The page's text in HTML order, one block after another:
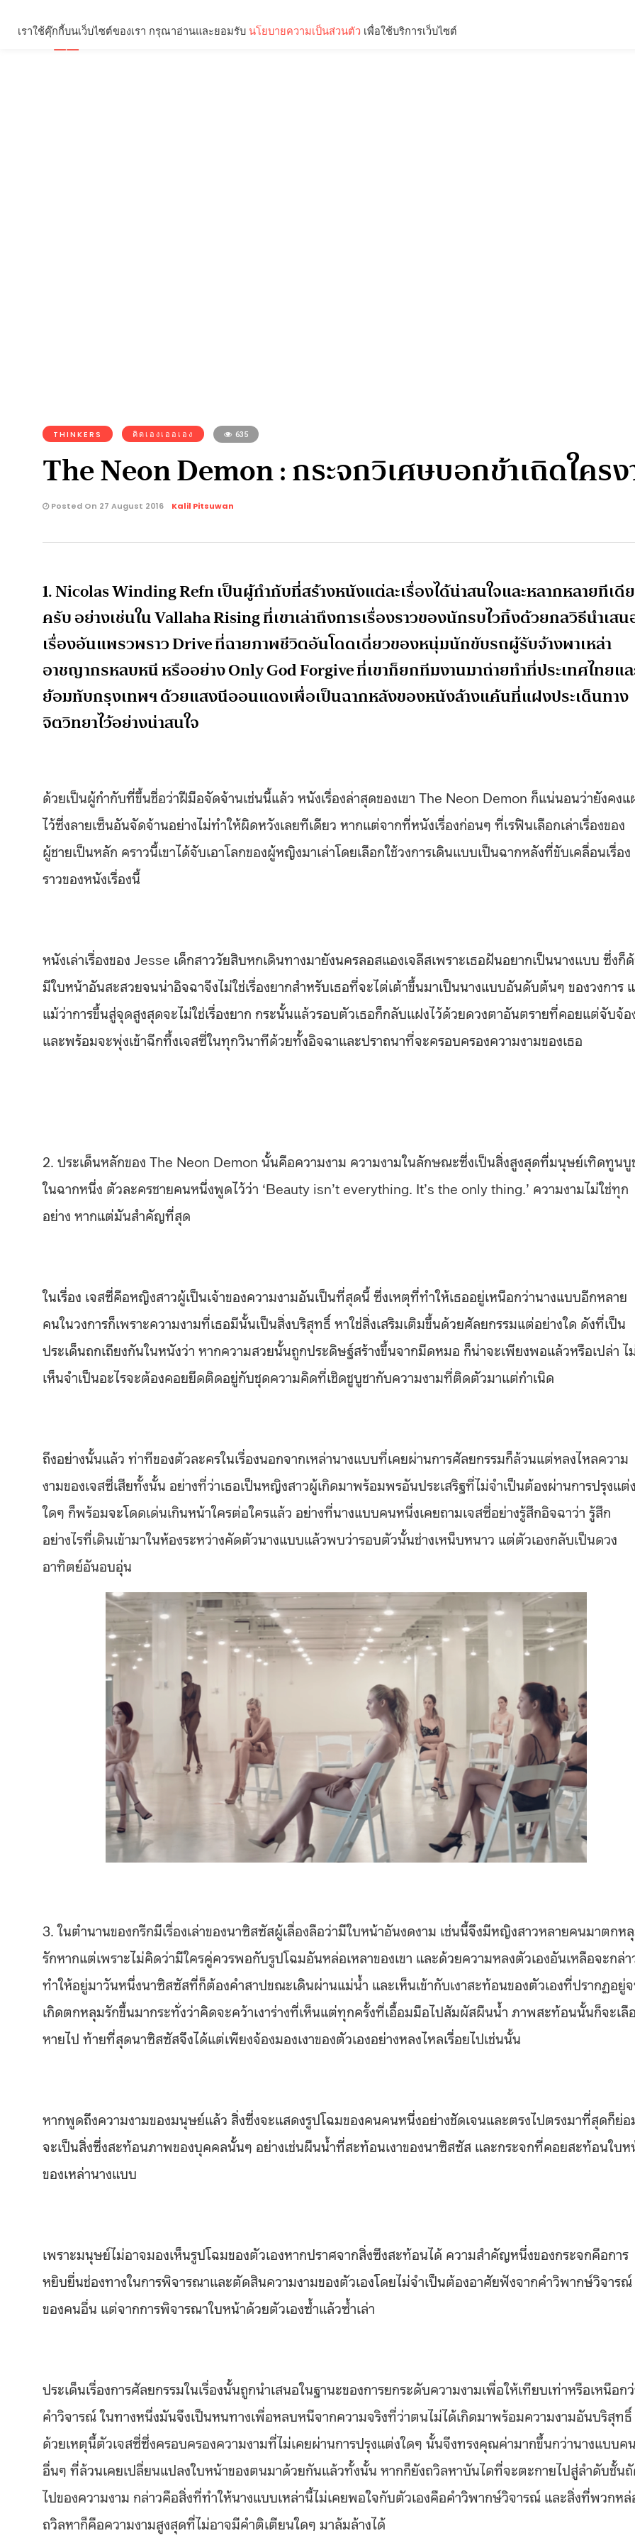
THINKERS คิดเองเออเอง 635
The Neon Demon : กระจกวิเศษบอกข้าเถิดใคร
Posted On 27 August 2016 Kalil Pitsuwan
1. Nicolas Winding Refn เป็นผู้กำกับที่สร้างหนังแต่ละเรื่องได้น่าสนใจและหลากหลายทีเดี
ครับ อย่างเช่นใน Vallaha Rising ที่เขาเล่าถึงการเรื่องราวของนักรบไวกิ้งด้วยกลวิธีนำเสน
เรื่องอันแพรวพราว Drive ที่ฉายภาพชีวิตอันโดดเดี่ยวของหนุ่มนักขับรถผู้รับจ้างพาเหล่า
อาชญากรหลบหนี หรืออย่าง Only God Forgive ที่เขาก็ยกทีมงานมาถ่ายทำที่ประเทศไทยแ
ย้อมทับกรุงเทพฯ ด้วยแสงนีออนแดงเพื่อเป็นฉากหลังของหนังล้างแค้นที่แฝงประเด็นทาง
จิตวิทยาไว้อย่างน่าสนใจ
ด้วยเป็นผู้กำกับที่ขึ้นชื่อว่าฝีมือจัดจ้านเช่นนี้แล้ว หนังเรื่องล่าสุดของเขา The Neon Demon ก็แน่นอนว่ายังคงแ
ไว้ซึ่งลายเซ็นอันจัดจ้านอย่างไม่ทำให้ผิดหวังเลยทีเดียว หากแต่จากที่หนังเรื่องก่อนๆ ที่เรฟินเลือกเล่าเรื่องของ
ผู้ชายเป็นหลัก คราวนี้เขาได้จับเอาโลกของผู้หญิงมาเล่าโดยเลือกใช้วงการเดินแบบเป็นฉากหลังที่ขับเคลื่อนเรื่อง
ราวของหนังเรื่องนี้
หนังเล่าเรื่องของ Jesse เด็กสาววัยสิบหกเดินทางมายังนครลอสแองเจลีสเพราะเธอฝันอยากเป็นนางแบบ ซึ่งก็
มีใบหน้าอันสะสวยจนน่าอิจฉาจึงไม่ใช่เรื่องยากสำหรับเธอที่จะไต่เต้าขึ้นมาเป็นนางแบบอันดับต้นๆ ของวงการ
แม้ว่าการขึ้นสู่จุดสูงสุดจะไม่ใช่เรื่องยาก กระนั้นแล้วรอบตัวเธอก็กลับแฝงไว้ด้วยดวงตาอันตรายที่คอยแต่จับจ้อ
และพร้อมจะพุ่งเข้าฉีกทึ้งเจสซี่ในทุกวินาทีด้วยทั้งอิจฉาและปราถนาที่จะครอบครองความงามของเธอ
2. ประเด็นหลักของ The Neon Demon นั้นคือความงาม ความงามในลักษณะซึ่งเป็นสิ่งสูงสุดที่มนุษย์เทิดทูนบู
ในฉากหนึ่ง ตัวละครชายคนหนึ่งพูดไว้ว่า ‘Beauty isn’t everything. It’s the only thing.’ ความงามไม่ใช่ทุก
อย่าง หากแต่มันสำคัญที่สุด
ในเรื่อง เจสซี่คือหญิงสาวผู้เป็นเจ้าของความงามอันเป็นที่สุดนี้ ซึ่งเหตุที่ทำให้เธออยู่เหนือกว่านางแบบอีกหลาย
คนในวงการก็เพราะความงามที่เธอมีนั้นเป็นสิ่งบริสุทธิ์ หาใช่สิ่งเสริมเติมขึ้นด้วยศัลยกรรมแต่อย่างใด ดังที่เป็น
ประเด็นถกเถียงกันในหนังว่า หากความสวยนั้นถูกประดิษฐ์สร้างขึ้นจากมีดหมอ ก็น่าจะเพียงพอแล้วหรือเปล่า ไ
เห็นจำเป็นอะไรจะต้องคอยยึดติดอยู่กับชุดความคิดที่เชิดชูบูชากับความงามที่ติดตัวมาแต่กำเนิด
ถึงอย่างนั้นแล้ว ท่าทีของตัวละครในเรื่องนอกจากเหล่านางแบบที่เคยผ่านการศัลยกรรมก็ล้วนแต่หลงไหลความ
งามของเจสซี่เสียทั้งนั้น อย่างที่ว่าเธอเป็นหญิงสาวผู้เกิดมาพร้อมพรอันประเสริฐที่ไม่จำเป็นต้องผ่านการปรุงแต่ง
ใดๆ ก็พร้อมจะโดดเด่นเกินหน้าใครต่อใครแล้ว อย่างที่นางแบบคนหนึ่งเคยถามเจสซี่อย่างรู้สึกอิจฉาว่า รู้สึก
อย่างไรที่เดินเข้ามาในห้องระหว่างคัดตัวนางแบบแล้วพบว่ารอบตัวนั้นช่างเหน็บหนาว แต่ตัวเองกลับเป็นดวง
อาทิตย์อันอบอุ่น
3. ในตำนานของกรีกมีเรื่องเล่าของนาซิสซัสผู้เลื่องลือว่ามีใบหน้าอันงดงาม เช่นนี้จึงมีหญิงสาวหลายคนมาตกห
รักหากแต่เพราะไม่คิดว่ามีใครคู่ควรพอกับรูปโฉมอันหล่อเหลาของเขา และด้วยความหลงตัวเองอันเหลือจะกล่า
ทำให้อยู่มาวันหนึ่งนาซิสซัสที่ก็ต้องคำสาปขณะเดินผ่านแม่น้ำ และเห็นเข้ากับเงาสะท้อนของตัวเองที่ปรากฏอยู่
เกิดตกหลุมรักขึ้นมากระทั่งว่าคิดจะคว้าเงาร่างที่เห็นแต่ทุกครั้งที่เอื้อมมือไปสัมผัสผืนน้ำ ภาพสะท้อนนั้นก็จะเลื
หายไป ท้ายที่สุดนาซิสซัสจึงได้แต่เพียงจ้องมองเงาของตัวเองอย่างหลงไหลเรื่อยไปเช่นนั้น
หากพูดถึงความงามของมนุษย์แล้ว สิ่งซึ่งจะแสดงรูปโฉมของคนคนหนึ่งอย่างชัดเจนและตรงไปตรงมาที่สุดก็ย่อ
จะเป็นสิ่งซึ่งสะท้อนภาพของบุคคลนั้นๆ อย่างเช่นผืนน้ำที่สะท้อนเงาของนาซิสซัส และกระจกที่คอยสะท้อนใบห
ของเหล่านางแบบ
เพราะมนุษย์ไม่อาจมองเห็นรูปโฉมของตัวเองหากปราศจากสิ่งซึงสะท้อนได้ ความสำคัญหนึ่งของกระจกคือการ
หยิบยื่นช่องทางในการพิจารณาและตัดสินความงามของตัวเองโดยไม่จำเป็นต้องอาศัยฟังจากคำวิพากษ์วิจารณ์
ของคนอื่น แต่จากการพิจารณาใบหน้าด้วยตัวเองซ้ำแล้วซ้ำเล่า
ประเด็นเรื่องการศัลยกรรมในเรื่องนั้นถูกนำเสนอในฐานะของการยกระดับความงามเพื่อให้เทียบเท่าหรือเหนือก
คำวิจารณ์ ในทางหนึ่งมันจึงเป็นหนทางเพื่อหลบหนีจากความจริงที่ว่าตนไม่ได้เกิดมาพร้อมความงามอันบริสุทธิ์
ด้วยเหตุนี้ตัวเจสซี่ซึ่งครอบครองความงามที่ไม่เคยผ่านการปรุงแต่งใดๆ นั้นจึงทรงคุณค่ามากขึ้นกว่านางแบบคน
อื่นๆ ที่ล้วนเคยเปลี่ยนแปลงใบหน้าของตนมาด้วยกันแล้วทั้งนั้น หากก็ยังถวิลหาบันไดที่จะตะกายไปสู่ลำดับชั้น
ไปของความงาม กล่าวคือสิ่งที่ทำให้นางแบบเหล่านี้ไม่เคยพอใจกับตัวเองคือคำวิพากษ์วิจารณ์ และสิ่งที่พวกห
ถวิลหาก็คือความงามสูงสุดที่ไม่อาจมีคำติเตียนใดๆ มาล้มล้างได้
เราใช้คุ๊กกี้บนเว็บไซต์ของเรา กรุณาอ่านและยอมรับ นโยบายความเป็นส่วนตัว เพื่อใช้บริการเว็บไซต์